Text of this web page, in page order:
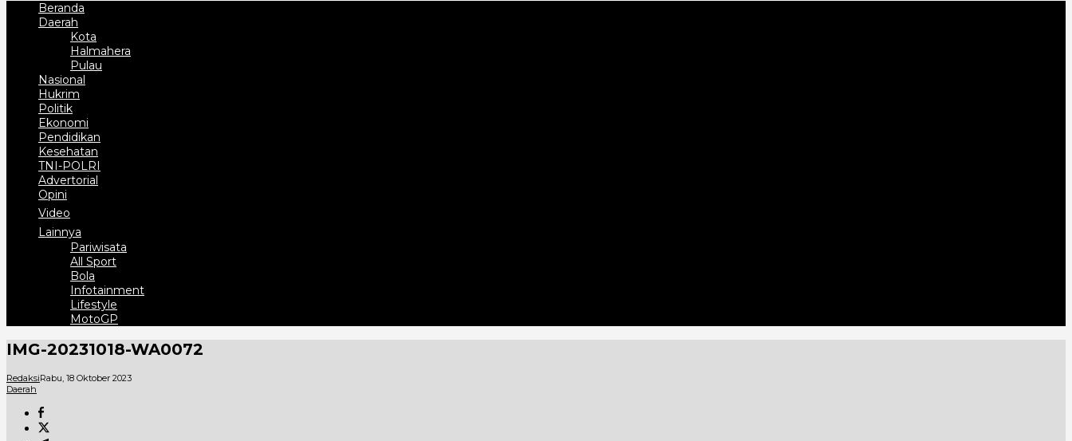
Beranda
Daerah
Kota
Halmahera
Pulau
Nasional
Hukrim
Politik
Ekonomi
Pendidikan
Kesehatan
TNI-POLRI
Advertorial
Opini
Video
Lainnya
Pariwisata
All Sport
Bola
Infotainment
Lifestyle
MotoGP
IMG-20231018-WA0072
RedaksiRabu, 18 Oktober 2023
Daerah